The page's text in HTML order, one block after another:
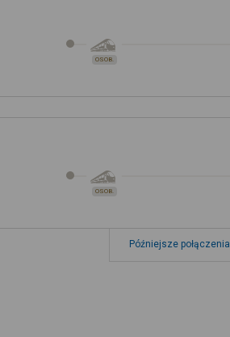
OSOB.
OSOB.
Późniejsze połączenia